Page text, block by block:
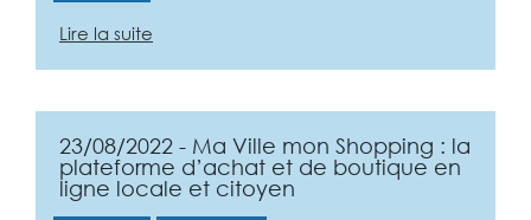
Lire la suite
23/08/2022 - Ma Ville mon Shopping : la
plateforme d’achat et de boutique en
ligne locale et citoyen